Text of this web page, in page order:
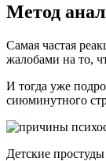
Метод
Самая частая
жалобами на то,
И тогда уже
сиюминутного
Детские простуды